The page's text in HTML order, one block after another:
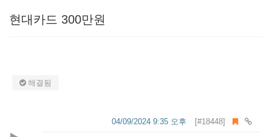
현대카드 300만원
해결됨
[#18448]
04/09/2024 9:35 오후